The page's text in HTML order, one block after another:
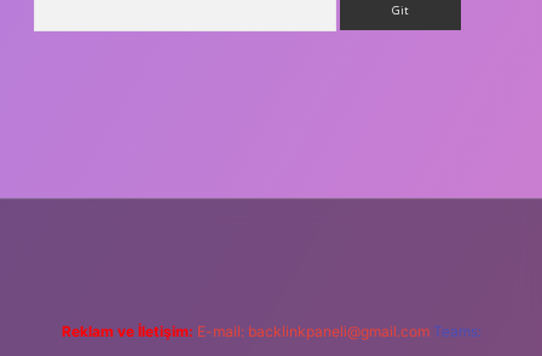
Reklam ve İletişim: E-mail: backlinkpaneli@gmail.com Teams: